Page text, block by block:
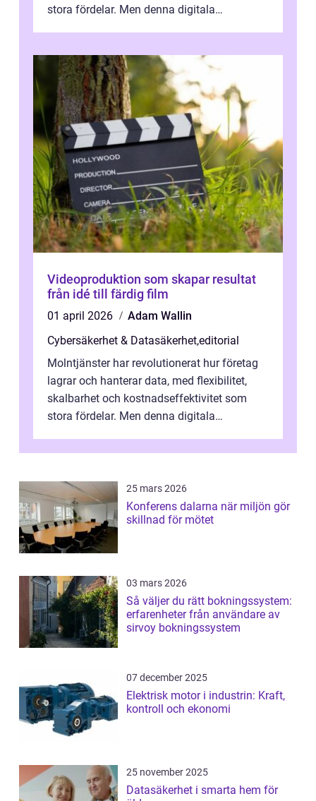
stora fördelar. Men denna digitala
Videoproduktion som skapar resultat
från idé till färdig film
01 april 2026
Adam Wallin
Cybersäkerhet & Datasäkerhet,editorial
Molntjänster har revolutionerat hur företag
lagrar och hanterar data, med flexibilitet,
skalbarhet och kostnadseffektivitet som
stora fördelar. Men denna digitala
25 mars 2026
Konferens dalarna när miljön gör
skillnad för mötet
03 mars 2026
Så väljer du rätt bokningssystem:
erfarenheter från användare av
sirvoy bokningssystem
07 december 2025
Elektrisk motor i industrin: Kraft,
kontroll och ekonomi
25 november 2025
Datasäkerhet i smarta hem för